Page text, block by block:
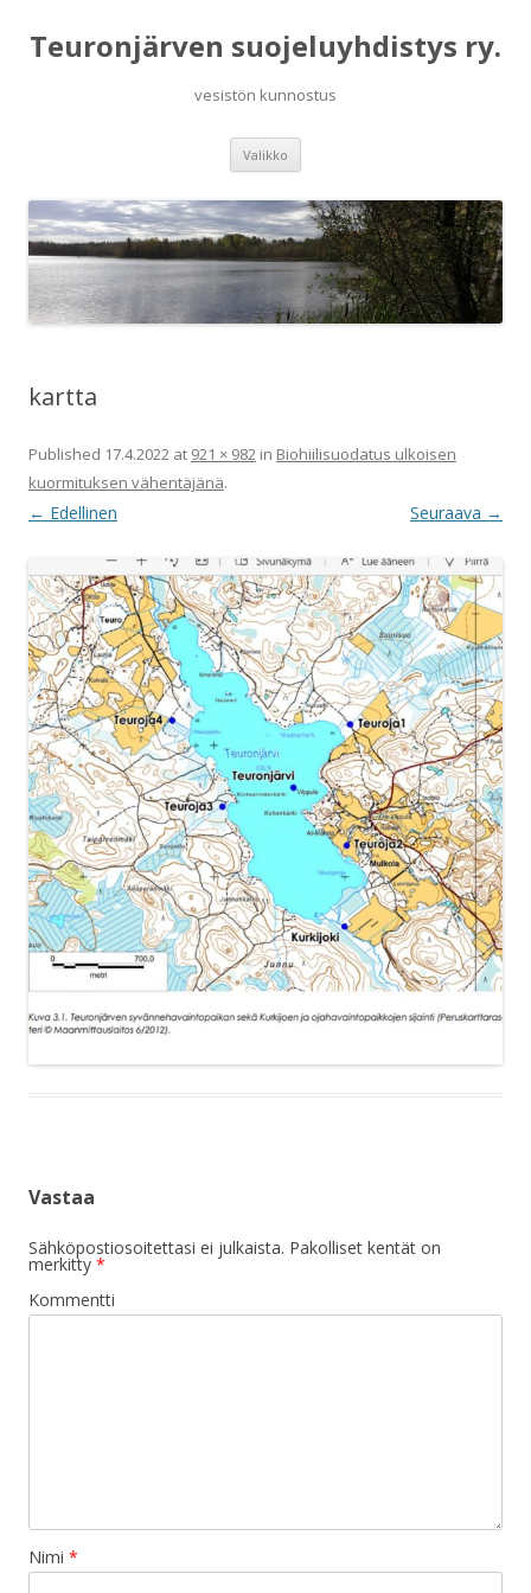
Teuronjärven suojeluyhdistys ry.
vesistön kunnostus
Valikko
kartta
Published 17.4.2022 at 921 × 982 in Biohiilisuodatus ulkoisen
kuormituksen vähentäjänä.
← Edellinen Seuraava →
Vastaa
Sähköpostiosoitettasi ei julkaista. Pakolliset kentät on
merkitty *
Kommentti
Nimi *